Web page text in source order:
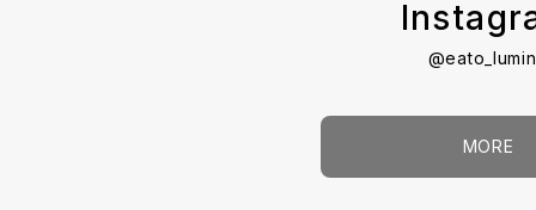
MORE